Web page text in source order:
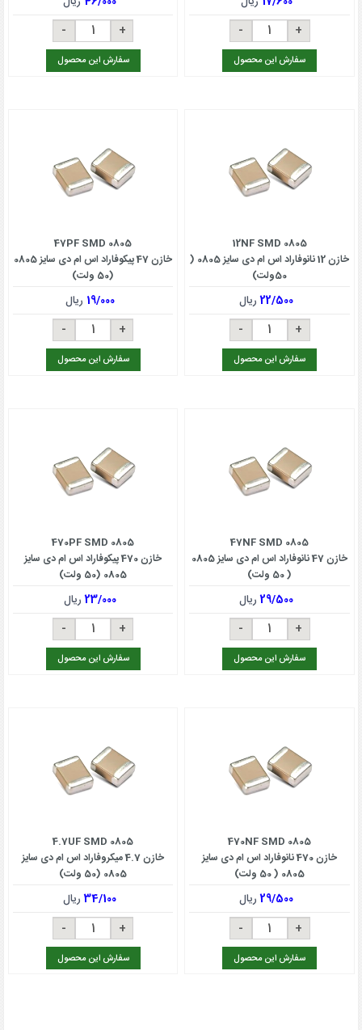
سفارش این محصول سفارش این محصول
12NF SMD 0805
خازن 12 نانوفاراد اس ام دی سایز 0805 (
50ولت)
22/500ریال
سفارش این محصول
47PF SMD 0805
خازن 47 پیکوفاراد اس ام دی سایز 0805
(50 ولت)
19/000 ریال
سفارش این محصول
47NF SMD 0805
خازن 47 نانوفاراد اس ام دی سایز 0805
( 50 ولت)
29/500ریال
سفارش این محصول
470PF SMD 0805
خازن 470 پیکوفاراد اس ام دی سایز
0805 (50 ولت)
23/000ریال
سفارش این محصول
470NF SMD 0805
خازن 470 نانوفاراد اس ام دی سایز
0805 ( 50 ولت)
29/500ریال
سفارش این محصول
4.7UF SMD 0805
خازن 4.7 میکروفاراد اس ام دی سایز
0805 (50 ولت)
34/100ریال
سفارش این محصول